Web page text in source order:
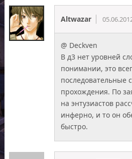
Altwazar
@ Deckven
В д3 нет уровней
понимании, это
последовательные
прохождения. По
на энтузиастов
инферно, и то он
быстро.